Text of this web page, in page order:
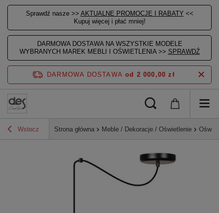
Sprawdź nasze >> AKTUALNE PROMOCJE I RABATY <<
Kupuj więcej i płać mniej!
DARMOWA DOSTAWA NA WSZYSTKIE MODELE
WYBRANYCH MAREK MEBLI I OŚWIETLENIA >> SPRAWDŹ
DARMOWA DOSTAWA od 2 000,00 zł
Wstecz Strona główna Meble / Dekoracje / Oświetlenie